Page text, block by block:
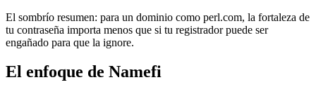
El sombrío resumen: para un dominio como perl.com, la fortaleza de
tu contraseña importa menos que si tu registrador puede ser
engañado para que la ignore.
El enfoque de Namefi